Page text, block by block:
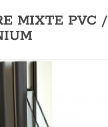
MIXTE PVC /